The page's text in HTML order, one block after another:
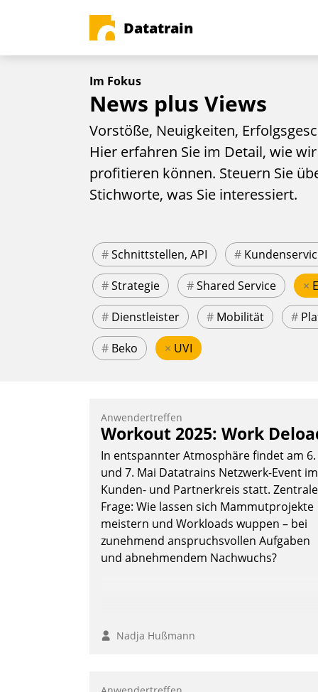
Datatrain
Im Fokus
News plus Views
Vorstöße, Neuigkeiten,
Hier erfahren Sie im Detail, wie
profitieren können. Steuern Sie
Stichworte, was Sie interessiert.
#Schnittstellen, API #
#Strategie #Shared Service ×
# Dienstleister # Mobilität #
# Beko × UVI
Anwendertreffen
Workout 2025: Work
In entspannter Atmosphäre findet am 6.
und 7. Mai Datatrains Netzwerk-Event im
Kunden- und Partnerkreis statt. Zentrale
Frage: Wie lassen sich Mammutprojekte
meistern und Workloads wuppen – bei
zunehmend anspruchsvollen Aufgaben
und abnehmendem Nachwuchs?
Nadja Hußmann